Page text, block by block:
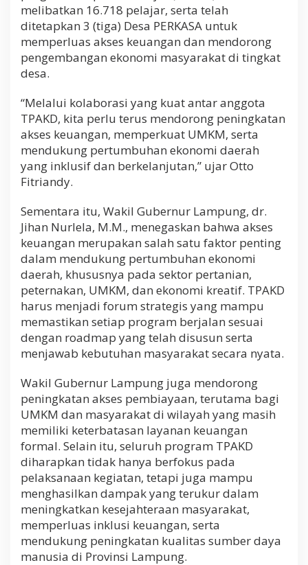
melibatkan 16.718 pelajar, serta telah
ditetapkan 3 (tiga) Desa PERKASA untuk
memperluas akses keuangan dan mendorong
pengembangan ekonomi masyarakat di tingkat
desa.
“Melalui kolaborasi yang kuat antar anggota
TPAKD, kita perlu terus mendorong peningkatan
akses keuangan, memperkuat UMKM, serta
mendukung pertumbuhan ekonomi daerah
yang inklusif dan berkelanjutan,” ujar Otto
Fitriandy.
Sementara itu, Wakil Gubernur Lampung, dr.
Jihan Nurlela, M.M., menegaskan bahwa akses
keuangan merupakan salah satu faktor penting
dalam mendukung pertumbuhan ekonomi
daerah, khususnya pada sektor pertanian,
peternakan, UMKM, dan ekonomi kreatif. TPAKD
harus menjadi forum strategis yang mampu
memastikan setiap program berjalan sesuai
dengan roadmap yang telah disusun serta
menjawab kebutuhan masyarakat secara nyata.
Wakil Gubernur Lampung juga mendorong
peningkatan akses pembiayaan, terutama bagi
UMKM dan masyarakat di wilayah yang masih
memiliki keterbatasan layanan keuangan
formal. Selain itu, seluruh program TPAKD
diharapkan tidak hanya berfokus pada
pelaksanaan kegiatan, tetapi juga mampu
menghasilkan dampak yang terukur dalam
meningkatkan kesejahteraan masyarakat,
memperluas inklusi keuangan, serta
mendukung peningkatan kualitas sumber daya
manusia di Provinsi Lampung.